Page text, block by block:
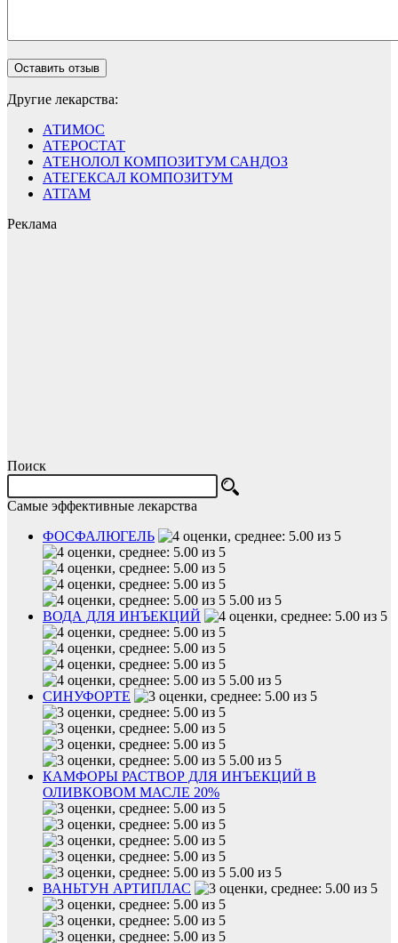
Другие лекарства:
АТИМОС
АТЕРОСТАТ
АТЕНОЛОЛ КОМПОЗИТУМ САНДОЗ
АТЕГЕКСАЛ КОМПОЗИТУМ
АТГАМ
Реклама
Поиск
Самые эффективные лекарства
ФОСФАЛЮГЕЛЬ
5.00 из 5
ВОДА ДЛЯ ИНЪЕКЦИЙ
5.00 из 5
СИНУФОРТЕ
5.00 из 5
КАМФОРЫ РАСТВОР ДЛЯ ИНЪЕКЦИЙ В
ОЛИВКОВОМ МАСЛЕ 20%
5.00 из 5
ВАНЬТУН АРТИПЛАС